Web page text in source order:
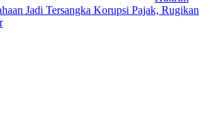
Jadi Tersangka Korupsi Pajak, Rugikan